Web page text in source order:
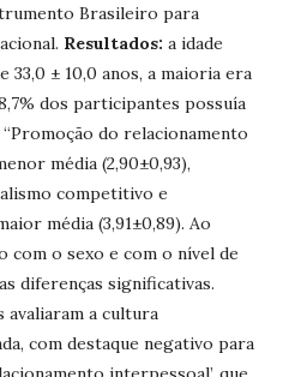
Brasileiro para
Resultados: a idade
± 10,0 anos, a maioria era
dos participantes possuía
do relacionamento
média (2,90±0,93),
competitivo e
média (3,91±0,89). Ao
com o sexo e com o nível de
diferenças significativas.
avaliaram a cultura
com destaque negativo para